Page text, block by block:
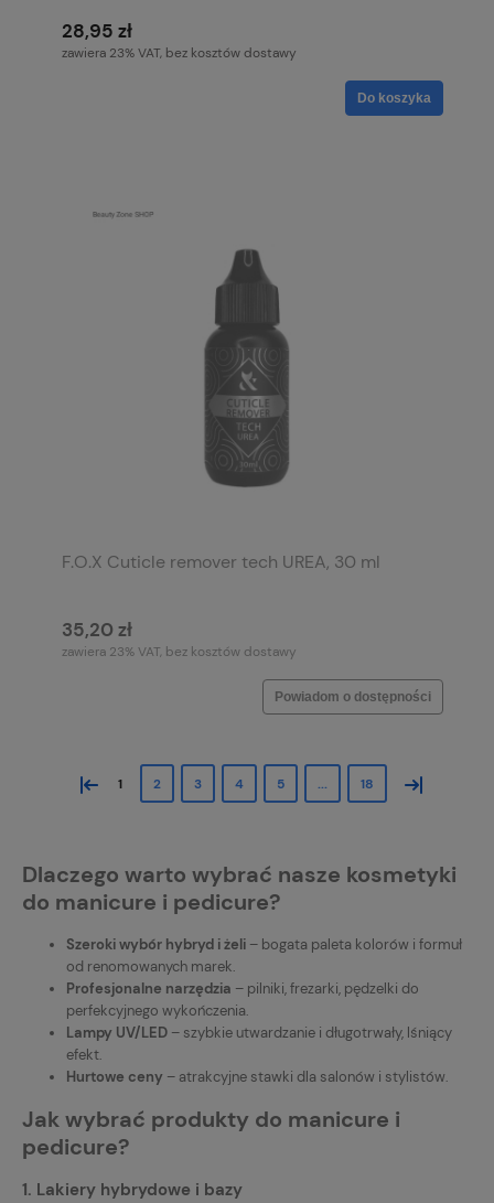
28,95 zł
zawiera 23% VAT, bez kosztów dostawy
Do koszyka
F.O.X Cuticle remover tech UREA, 30 ml
35,20 zł
zawiera 23% VAT, bez kosztów dostawy
Powiadom o dostępności
« 1 2 3 4 5 ... 18 »
Dlaczego warto wybrać nasze kosmetyki
do manicure i pedicure?
Szeroki wybór hybryd i żeli – bogata paleta kolorów i formuł
od renomowanych marek.
Profesjonalne narzędzia – pilniki, frezarki, pędzelki do
perfekcyjnego wykończenia.
Lampy UV/LED – szybkie utwardzanie i długotrwały, lśniący
efekt.
Hurtowe ceny – atrakcyjne stawki dla salonów i stylistów.
Jak wybrać produkty do manicure i
pedicure?
1. Lakiery hybrydowe i bazy